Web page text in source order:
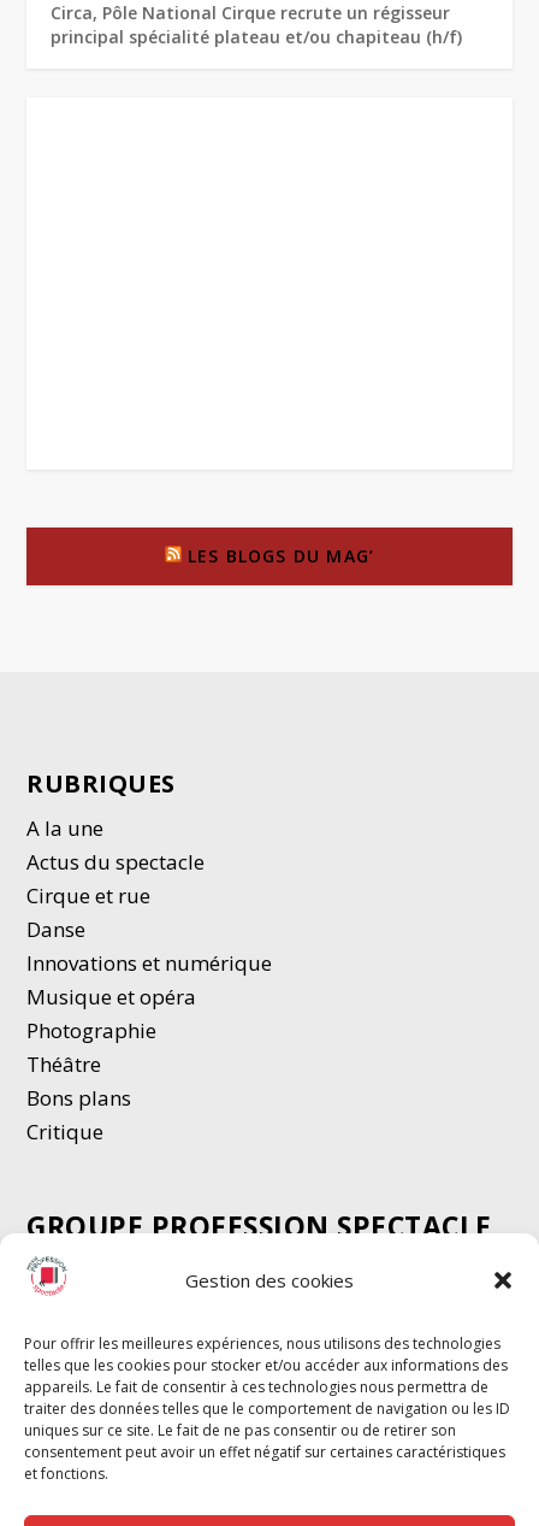
Gestion des cookies
Pour offrir les meilleures expériences, nous utilisons des technologies
telles que les cookies pour stocker et/ou accéder aux informations des
appareils. Le fait de consentir à ces technologies nous permettra de
traiter des données telles que le comportement de navigation ou les ID
uniques sur ce site. Le fait de ne pas consentir ou de retirer son
consentement peut avoir un effet négatif sur certaines caractéristiques
et fonctions.
Circa, Pôle National Cirque recrute un régisseur
principal spécialité plateau et/ou chapiteau (h/f)
LES BLOGS DU MAG’
RUBRIQUES
A la une
Actus du spectacle
Cirque et rue
Danse
Innovations et numérique
Musique et opéra
Photographie
Théâtre
Bons plans
Critique
GROUPE PROFESSION SPECTACLE
Chèque Intermittents
Chèque Compta
Chèque Emploi Spectacle
G-Pods
Profession Audio-visuel
Le Cahier Pro
Suivre Suivre